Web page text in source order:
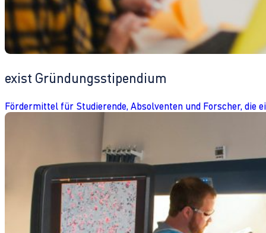
exist Gründungsstipendium
Fördermittel für Studierende, Absolventen und Forscher, die